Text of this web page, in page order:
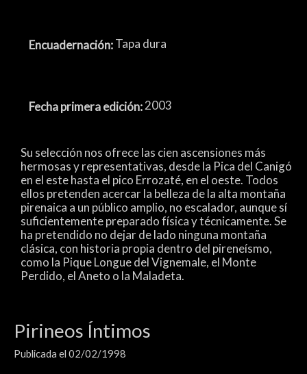
Encuadernación:Tapa dura
Fecha primera edición:2003
Su selección nos ofrece las cien ascensiones más
hermosas y representativas, desde la Pica del Canigó
en el este hasta el pico Errozaté, en el oeste. Todos
ellos pretenden acercar la belleza de la alta montaña
pirenaica a un público amplio, no escalador, aunque sí
suficientemente preparado física y técnicamente. Se
ha pretendido no dejar de lado ninguna montaña
clásica, con historia propia dentro del pireneísmo,
como la Pique Longue del Vignemale, el Monte
Perdido, el Aneto o la Maladeta.
Pirineos Íntimos
Publicada el 02/02/1998